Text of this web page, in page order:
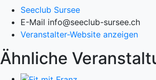
Seeclub Sursee
E-Mail info@seeclub-sursee.ch
Veranstalter-Website anzeigen
Ähnliche